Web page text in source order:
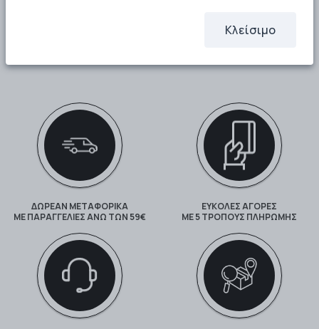
ΔΩΡΕΑΝ ΜΕΤΑΦΟΡΙΚΑ
ΜΕ ΠΑΡΑΓΓΕΛΊΕΣ ΆΝΩ ΤΩΝ 59€
ΕΥΚΟΛΕΣ ΑΓΟΡΕΣ
ΜΕ 5 ΤΡΌΠΟΥΣ ΠΛΗΡΩΜΉΣ
Κλείσιμο